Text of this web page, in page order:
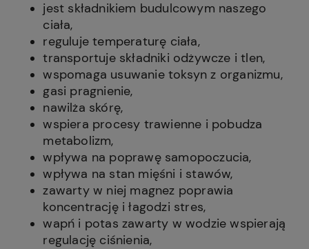
jest składnikiem budulcowym naszego
ciała,
reguluje temperaturę ciała,
transportuje składniki odżywcze i tlen,
wspomaga usuwanie toksyn z organizmu,
gasi pragnienie,
nawilża skórę,
wspiera procesy trawienne i pobudza
metabolizm,
wpływa na poprawę samopoczucia,
wpływa na stan mięśni i stawów,
zawarty w niej magnez poprawia
koncentrację i łagodzi stres,
wapń i potas zawarty w wodzie wspierają
regulację ciśnienia,